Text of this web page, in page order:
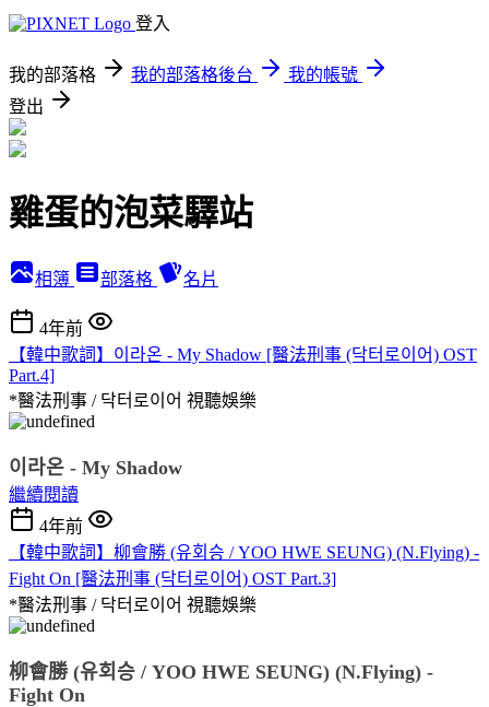
登入
我的部落格 我的部落格後台
我的帳號
登出
雞蛋的泡菜驛站
相簿 部落格 名片
4年前
【韓中歌詞】이라온 - My Shadow [醫法刑事 (닥터로이어) OST
Part.4]
*醫法刑事 / 닥터로이어 視聽娛樂
이라온 - My Shadow
繼續閱讀
4年前
【韓中歌詞】柳會勝 (유회승 / YOO HWE SEUNG) (N.Flying) -
Fight On [醫法刑事 (닥터로이어) OST Part.3]
*醫法刑事 / 닥터로이어 視聽娛樂
柳會勝 (유회승 / YOO HWE SEUNG) (N.Flying) -
Fight On